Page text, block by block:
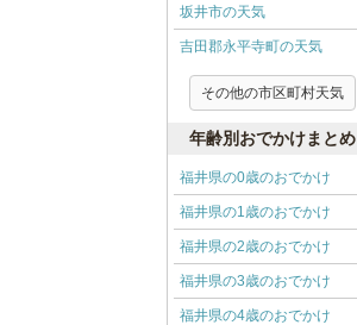
坂井市の天気
吉田郡永平寺町の天気
その他の市区町村天気
年齢別おでかけまとめ
福井県の0歳のおでかけ
福井県の1歳のおでかけ
福井県の2歳のおでかけ
福井県の3歳のおでかけ
福井県の4歳のおでかけ